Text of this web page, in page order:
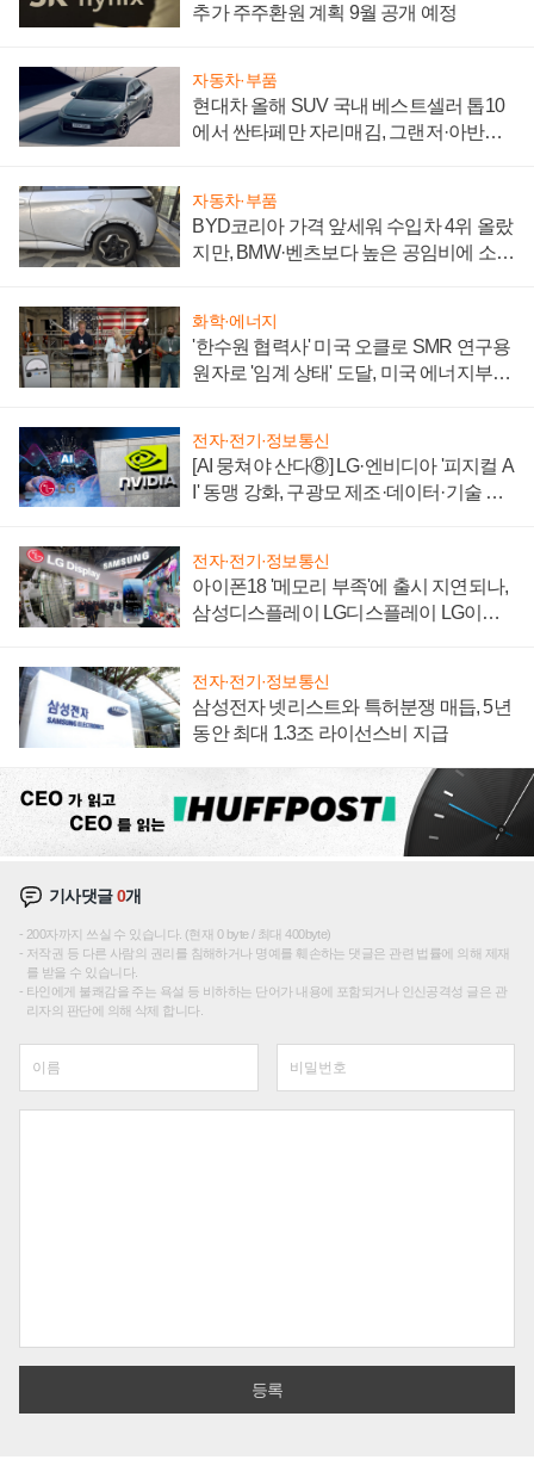
추가 주주환원 계획 9월 공개 예정
자동차·부품
현대차 올해 SUV 국내 베스트셀러 톱10
에서 싼타페만 자리매김, 그랜저·아반떼
자동차·부품
BYD코리아 가격 앞세워 수입차 4위 올랐
지만, BMW·벤츠보다 높은 공임비에 소비
화학·에너지
'한수원 협력사' 미국 오클로 SMR 연구용
원자로 '임계 상태' 도달, 미국 에너지부
전자·전기·정보통신
[AI 뭉쳐야 산다⑧] LG·엔비디아 '피지컬 A
I' 동맹 강화, 구광모 제조·데이터·기술 결
전자·전기·정보통신
아이폰18 '메모리 부족'에 출시 지연되나,
삼성디스플레이 LG디스플레이 LG이노
전자·전기·정보통신
삼성전자 넷리스트와 특허분쟁 매듭, 5년
동안 최대 1.3조 라이선스비 지급
기사댓글0개
200자까지 쓰실 수 있습니다. (현재 0 byte / 최대 400byte)
저작권 등 다른 사람의 권리를 침해하거나 명예를 훼손하는 댓글은 관련 법률에 의해 제재
를 받을 수 있습니다.
타인에게 불쾌감을 주는 욕설 등 비하하는 단어가 내용에 포함되거나 인신공격성 글은 관
리자의 판단에 의해 삭제 합니다.